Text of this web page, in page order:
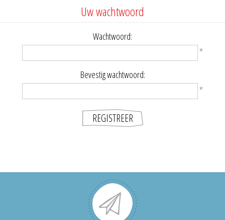
Uw wachtwoord
Wachtwoord:
*
Bevestig wachtwoord:
*